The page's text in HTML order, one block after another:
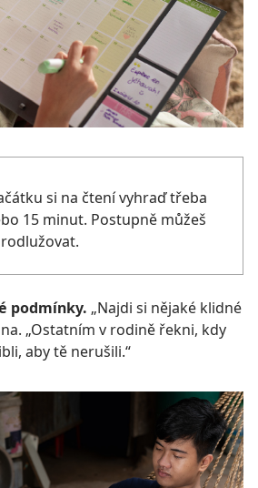
si na čtení vyhraď třeba
15 minut. Postupně můžeš
podmínky. „Najdi si nějaké klidné
„Ostatním v rodině řekni, kdy
aby tě nerušili.“